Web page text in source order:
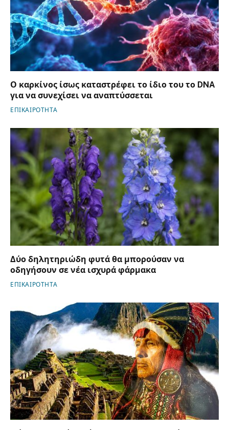
Ο καρκίνος ίσως καταστρέφει το ίδιο του το DNA
για να συνεχίσει να αναπτύσσεται
ΕΠΙΚΑΙΡΟΤΗΤΑ
Δύο δηλητηριώδη φυτά θα μπορούσαν να
οδηγήσουν σε νέα ισχυρά φάρμακα
ΕΠΙΚΑΙΡΟΤΗΤΑ